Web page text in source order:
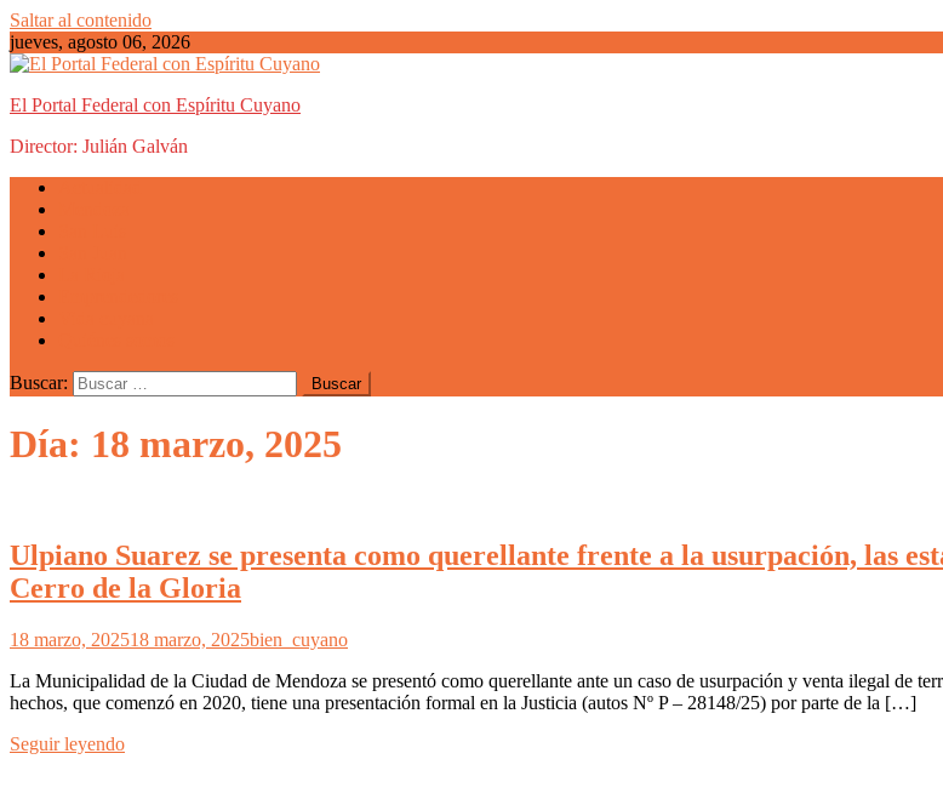
Saltar al contenido
jueves, agosto 06, 2026
El Portal Federal con Espíritu Cuyano
Director: Julián Galván
Buscar:
Día: 18 marzo, 2025
Ulpiano Suarez se presenta como querellante frente a la usurpación, las
Cerro de la Gloria
18 marzo, 202518 marzo, 2025bien_cuyano
La Municipalidad de la Ciudad de Mendoza se presentó como querellante ante un caso de usurpación y venta ilegal de
hechos, que comenzó en 2020, tiene una presentación formal en la Justicia (autos Nº P – 28148/25) por parte de la […]
Seguir leyendo